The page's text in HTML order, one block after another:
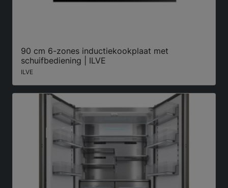
90 cm 6-zones inductiekookplaat met
schuifbediening | ILVE
ILVE